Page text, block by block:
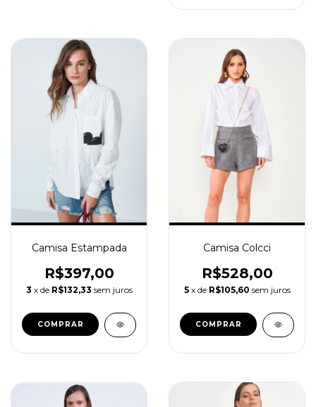
Camisa Estampada
R$397,00
3 x de R$132,33 sem juros
COMPRAR
Camisa Colcci
R$528,00
5 x de R$105,60 sem juros
COMPRAR